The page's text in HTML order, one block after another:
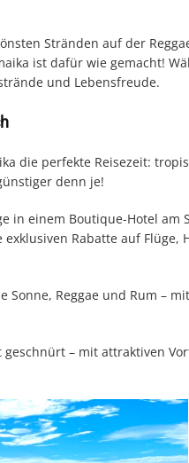
Stränden auf der
ist dafür wie gemacht!
und Lebensfreude.
die perfekte Reisezeit:
denn je!
in einem Boutique-Hotel am
Rabatte auf
Reggae und Rum –
– mit attraktiven